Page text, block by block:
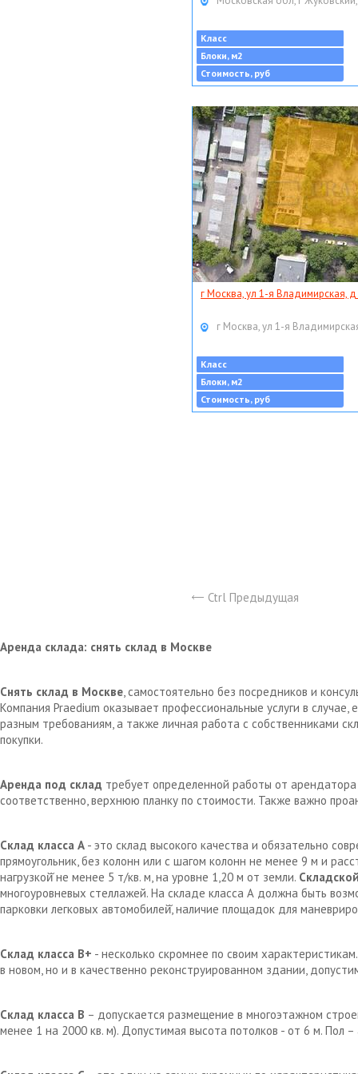
Класс
Блоки, м2
Стоимость, руб
г Москва, ул 1-я Владимирская, д
г Москва, ул 1-я
Класс
Блоки, м2
Стоимость, руб
Ctrl Предыдущая
Аренда склада: снять склад в Москве
Снять склад в Москве, самостоятельно без посредников и
Компания Praedium оказывает профессиональные услуги в
разным требованиям, а также личная работа с собственниками
покупки.
Аренда под склад требует определенной работы от
соответственно, верхнюю планку по стоимости. Также важно
Склад класса А - это склад высокого качества и обязательно
прямоугольник, без колонн или с шагом колонн не менее 9 м и
нагрузкой̆ не менее 5 т/кв. м, на уровне 1,20 м от земли.
многоуровневых стеллажей. На складе класса А должна быть
парковки легковых автомобилей̆, наличие площадок для
Склад класса В+ - несколько скромнее по своим
в новом, но и в качественно реконструированном здании,
Склад класса В – допускается размещение в многоэтажном
менее 1 на 2000 кв. м). Допустимая высота потолков - от 6 м. Пол